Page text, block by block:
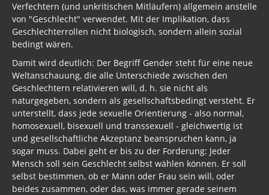
Verfechtern (und unkritischen Mitläufern) allgemein anstelle
von "Geschlecht" verwendet. Mit der Implikation, dass
Geschlechterrollen nicht biologisch, sondern allein sozial
bedingt wären.
Damit wird deutlich: Der Begriff Gender steht für eine neue
Weltanschauung, die alle Unterschiede zwischen den
Geschlechtern relativieren will, d. h. sie nicht als
naturgegeben, sondern als gesellschaftsbedingt versteht. Er
unterstellt, dass jede sexuelle Orientierung - also normal,
homosexuell, bisexuell und transsexuell - gleichwertig ist
und gesellschaftliche Akzeptanz beanspruchen kann, ja
sogar muss. Dabei geht er bis zu der Forderung: Jeder
Mensch soll sein Geschlecht selbst wählen können. Er soll
selbst bestimmen, ob er Mann oder Frau sein will, oder
beides zusammen, oder das, was immer gerade seinem